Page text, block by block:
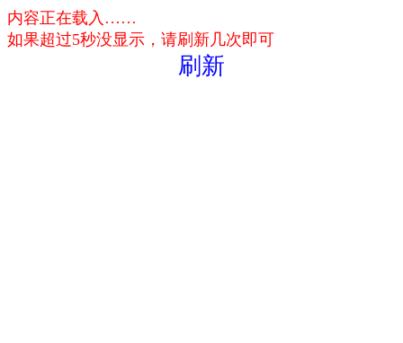
内容正在载入……
如果超过5秒没显示，请刷新几次即可
刷新